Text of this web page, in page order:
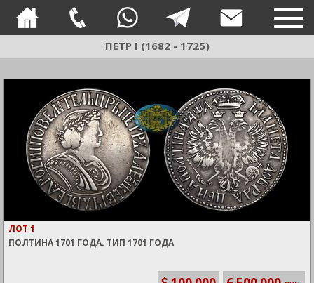
ПЕТР I (1682 - 1725)
ЛОТ 1
ПОЛТИНА 1701 ГОДА. ТИП 1701 ГОДА